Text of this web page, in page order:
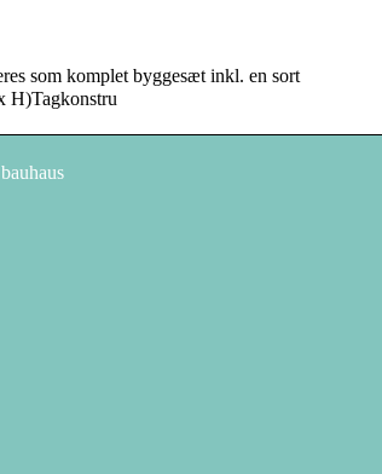
som komplet byggesæt inkl. en sort
H)Tagkonstru